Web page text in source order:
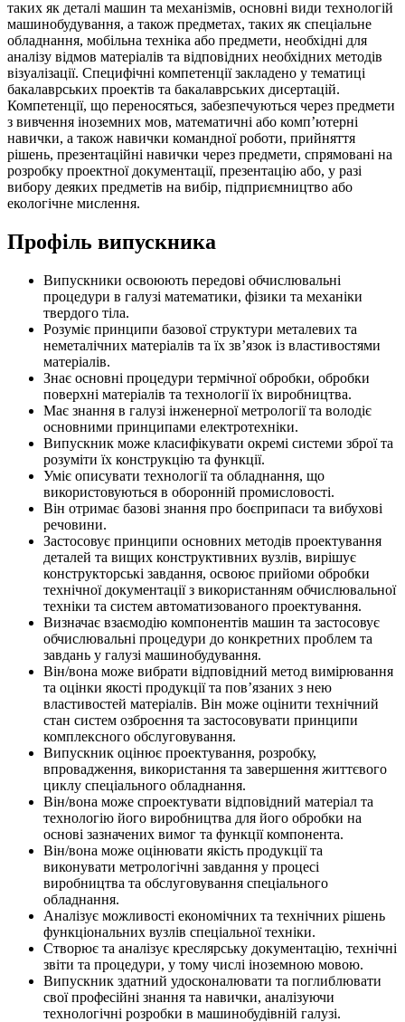
таких як деталі машин та механізмів, основні види технологій
машинобудування, а також предметах, таких як спеціальне
обладнання, мобільна техніка або предмети, необхідні для
аналізу відмов матеріалів та відповідних необхідних методів
візуалізації. Специфічні компетенції закладено у тематиці
бакалаврських проектів та бакалаврських дисертацій.
Компетенції, що переносяться, забезпечуються через предмети
з вивчення іноземних мов, математичні або комп’ютерні
навички, а також навички командної роботи, прийняття
рішень, презентаційні навички через предмети, спрямовані на
розробку проектної документації, презентацію або, у разі
вибору деяких предметів на вибір, підприємництво або
екологічне мислення.
Профіль випускника
Випускники освоюють передові обчислювальні
процедури в галузі математики, фізики та механіки
твердого тіла.
Розуміє принципи базової структури металевих та
неметалічних матеріалів та їх зв’язок із властивостями
матеріалів.
Знає основні процедури термічної обробки, обробки
поверхні матеріалів та технології їх виробництва.
Має знання в галузі інженерної метрології та володіє
основними принципами електротехніки.
Випускник може класифікувати окремі системи зброї та
розуміти їх конструкцію та функції.
Уміє описувати технології та обладнання, що
використовуються в оборонній промисловості.
Він отримає базові знання про боєприпаси та вибухові
речовини.
Застосовує принципи основних методів проектування
деталей та вищих конструктивних вузлів, вирішує
конструкторські завдання, освоює прийоми обробки
технічної документації з використанням обчислювальної
техніки та систем автоматизованого проектування.
Визначає взаємодію компонентів машин та застосовує
обчислювальні процедури до конкретних проблем та
завдань у галузі машинобудування.
Він/вона може вибрати відповідний метод вимірювання
та оцінки якості продукції та пов’язаних з нею
властивостей матеріалів. Він може оцінити технічний
стан систем озброєння та застосовувати принципи
комплексного обслуговування.
Випускник оцінює проектування, розробку,
впровадження, використання та завершення життєвого
циклу спеціального обладнання.
Він/вона може спроектувати відповідний матеріал та
технологію його виробництва для його обробки на
основі зазначених вимог та функції компонента.
Він/вона може оцінювати якість продукції та
виконувати метрологічні завдання у процесі
виробництва та обслуговування спеціального
обладнання.
Аналізує можливості економічних та технічних рішень
функціональних вузлів спеціальної техніки.
Створює та аналізує креслярську документацію, технічні
звіти та процедури, у тому числі іноземною мовою.
Випускник здатний удосконалювати та поглиблювати
свої професійні знання та навички, аналізуючи
технологічні розробки в машинобудівній галузі.